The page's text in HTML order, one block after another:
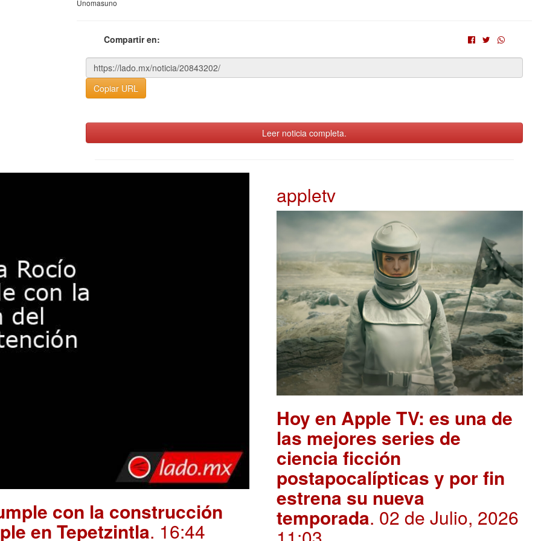
Unomasuno
Compartir en:
Copiar URL
Leer noticia completa.
con la construcción
en Tepetzintla. 16:44
appletv
Hoy en Apple TV: es una de
las mejores series de
ciencia ficción
postapocalípticas y por fin
estrena su nueva
temporada. 02 de Julio, 2026